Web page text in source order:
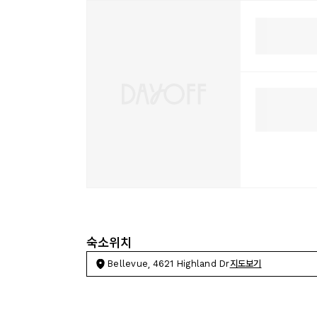
숙소위치
Bellevue, 4621 Highland Dr지도보기